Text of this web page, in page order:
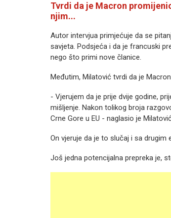
Tvrdi da je Macron
njim...
Autor intervjua primjećuje da se
savjeta. Podsjeća i da je francuski
nego što primi nove članice.
Međutim, Milatović tvrdi da je
- Vjerujem da je prije dvije godine,
mišljenje. Nakon tolikog broja
Crne Gore u EU - naglasio je
On vjeruje da je to slučaj i sa drugim
Još jedna potencijalna prepreka je,